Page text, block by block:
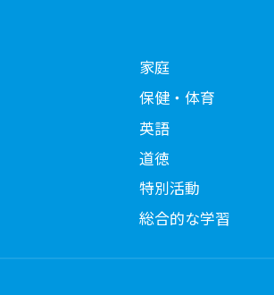
家庭
保健・体育
英語
道徳
特別活動
総合的な学習